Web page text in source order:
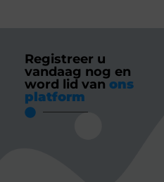
Registreer u
vandaag nog en
word lid van ons
platform